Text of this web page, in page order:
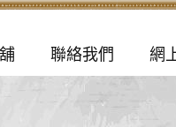
聯絡我們 網